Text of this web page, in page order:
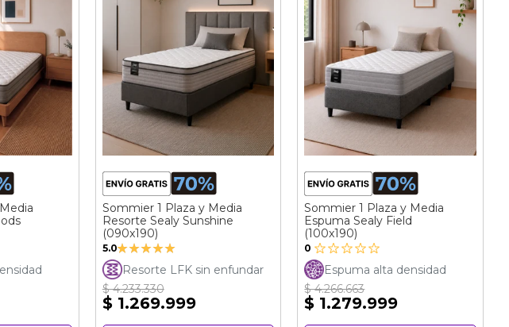
Sommier 1 Plaza y Media
Resorte Sealy Sunshine
(090x190)
5.0Valoración:
100%
Resorte LFK sin enfundar
$ 4.233.330
$ 1.269.999
Sommier 1 Plaza y Media
Espuma Sealy Field
(100x190)
0
Espuma alta densidad
$ 4.266.663
$ 1.279.999